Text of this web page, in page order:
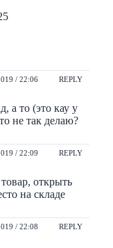
/ 22:06 REPLY
а то (это кау у
не так делаю?
/ 22:09 REPLY
открыть
на складе
/ 22:08 REPLY